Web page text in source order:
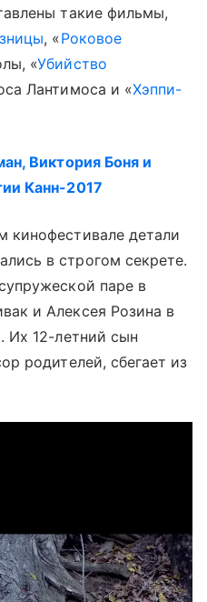
такие фильмы,
, «Роковое
«Убийство
Лантимоса и «Хэппи-
Виктория Боня и
Канн-2017
кинофестивале детали
в строгом секрете.
паре в
и Алексея Розина в
Их 12-летний сын
родителей, сбегает из